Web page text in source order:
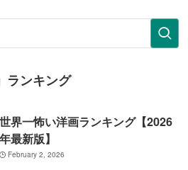
ランキング
世界一怖い洋画ランキング【2026
年最新版】
February 2, 2026